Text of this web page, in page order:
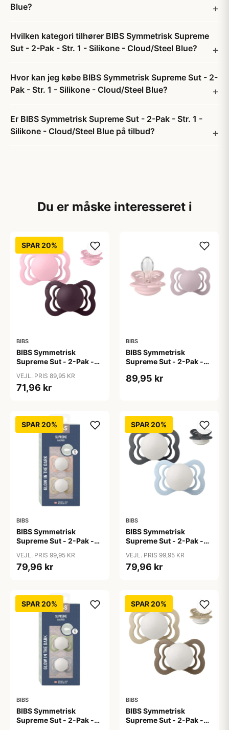
Blue?
Hvilken kategori tilhører BIBS Symmetrisk Supreme
Sut - 2-Pak - Str. 1 - Silikone - Cloud/Steel Blue?
Hvor kan jeg købe BIBS Symmetrisk Supreme Sut - 2-
Pak - Str. 1 - Silikone - Cloud/Steel Blue?
Er BIBS Symmetrisk Supreme Sut - 2-Pak - Str. 1 -
Silikone - Cloud/Steel Blue på tilbud?
Du er måske interesseret i
SPAR 20%
BIBS
BIBS Symmetrisk
Supreme Sut - 2-Pak -
Pink/Plum
VEJL. PRIS 89,95 KR
71,96 kr
BIBS
BIBS Symmetrisk
Supreme Sut - 2-Pak -
Blossom/Dusky Lilac
89,95 kr
SPAR 20%
BIBS
BIBS Symmetrisk
Supreme Sut - 2-Pak -
Blush/Vanilla
VEJL. PRIS 99,95 KR
79,96 kr
SPAR 20%
BIBS
BIBS Symmetrisk
Supreme Sut - 2-Pak -
Iron/Baby Blue
VEJL. PRIS 99,95 KR
79,96 kr
SPAR 20%
BIBS
BIBS Symmetrisk
Supreme Sut - 2-Pak -
SPAR 20%
BIBS
BIBS Symmetrisk
Supreme Sut - 2-Pak -